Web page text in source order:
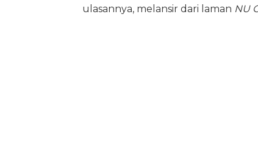
ulasannya, melansir dari laman NU